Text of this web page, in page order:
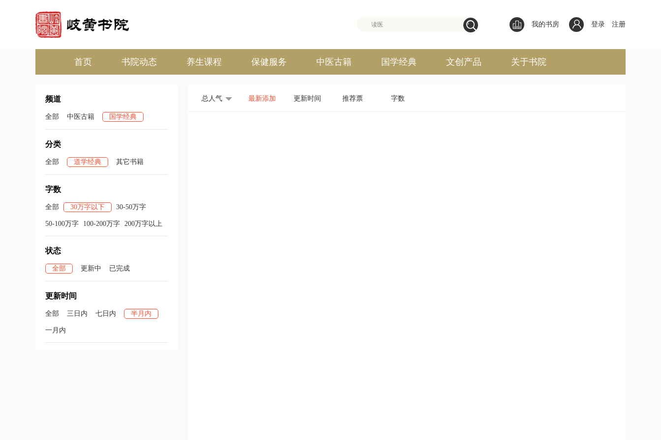
登录 注册
我的书房
首页 书院动态 养生课程 保健服务 中医古籍 国学经典 文创产品 关于书院
频道
全部 中医古籍 国学经典
分类
全部 道学经典 其它书籍
字数
全部 30万字以下 30-50万字
50-100万字 100-200万字 200万字以上
状态
全部 更新中 已完成
更新时间
全部 三日内 七日内 半月内
一月内
总人气 最新添加 更新时间 推荐票 字数